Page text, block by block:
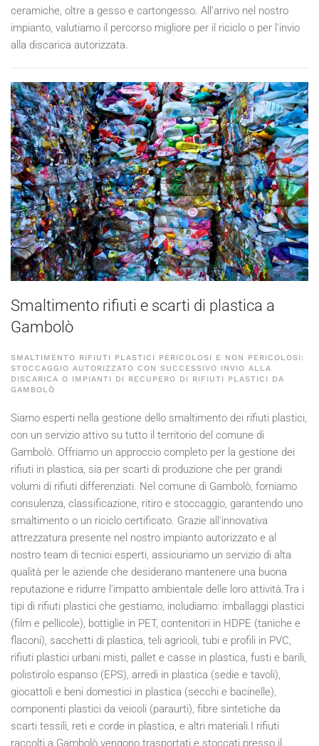
ceramiche, oltre a gesso e cartongesso. All'arrivo nel nostro
impianto, valutiamo il percorso migliore per il riciclo o per l'invio
alla discarica autorizzata.
Smaltimento rifiuti e scarti di plastica a
Gambolò
SMALTIMENTO RIFIUTI PLASTICI PERICOLOSI E NON PERICOLOSI:
STOCCAGGIO AUTORIZZATO CON SUCCESSIVO INVIO ALLA
DISCARICA O IMPIANTI DI RECUPERO DI RIFIUTI PLASTICI DA
GAMBOLÒ
Siamo esperti nella gestione dello smaltimento dei rifiuti plastici,
con un servizio attivo su tutto il territorio del comune di
Gambolò. Offriamo un approccio completo per la gestione dei
rifiuti in plastica, sia per scarti di produzione che per grandi
volumi di rifiuti differenziati. Nel comune di Gambolò, forniamo
consulenza, classificazione, ritiro e stoccaggio, garantendo uno
smaltimento o un riciclo certificato. Grazie all'innovativa
attrezzatura presente nel nostro impianto autorizzato e al
nostro team di tecnici esperti, assicuriamo un servizio di alta
qualità per le aziende che desiderano mantenere una buona
reputazione e ridurre l’impatto ambientale delle loro attività.Tra i
tipi di rifiuti plastici che gestiamo, includiamo: imballaggi plastici
(film e pellicole), bottiglie in PET, contenitori in HDPE (taniche e
flaconi), sacchetti di plastica, teli agricoli, tubi e profili in PVC,
rifiuti plastici urbani misti, pallet e casse in plastica, fusti e barili,
polistirolo espanso (EPS), arredi in plastica (sedie e tavoli),
giocattoli e beni domestici in plastica (secchi e bacinelle),
componenti plastici da veicoli (paraurti), fibre sintetiche da
scarti tessili, reti e corde in plastica, e altri materiali.I rifiuti
raccolti a Gambolò vengono trasportati e stoccati presso il